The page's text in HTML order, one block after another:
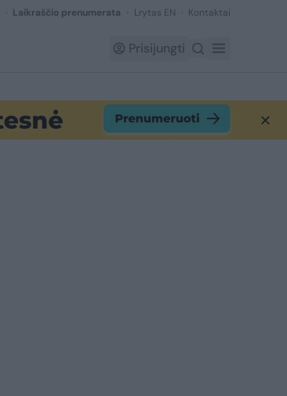
Laikraščio prenumerata Lrytas EN Kontaktai
Prisijungti